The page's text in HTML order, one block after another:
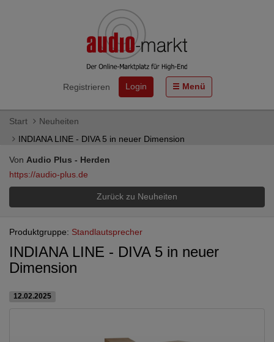
Registrieren Login Menü
Start
Neuheiten
INDIANA LINE - DIVA 5 in neuer Dimension
Von Audio Plus - Herden
https://audio-plus.de
Zurück zu Neuheiten
Produktgruppe: Standlautsprecher
INDIANA LINE - DIVA 5 in neuer
Dimension
12.02.2025